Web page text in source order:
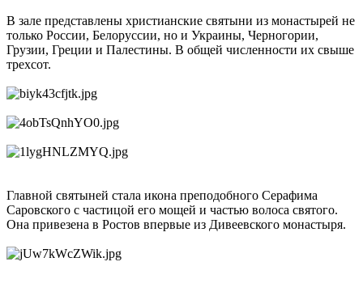
В зале представлены христианские святыни из монастырей не
только России, Белоруссии, но и Украины, Черногории,
Грузии, Греции и Палестины. В общей численности их свыше
трехсот.
Главной святыней стала икона преподобного Серафима
Саровского с частицой его мощей и частью волоса святого.
Она привезена в Ростов впервые из Дивеевского монастыря.